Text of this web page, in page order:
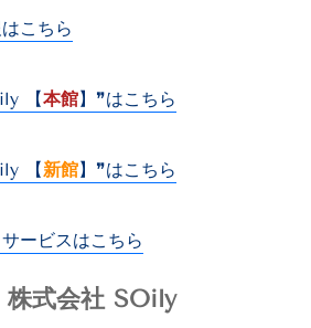
こちら
【本館】❞はこちら
【新館】❞はこちら
ービスはこちら
株式会社 SOily